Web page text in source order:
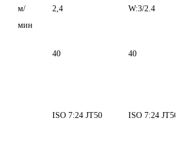
м/
мин
2,4 W:3/2.4
40 40
ISO 7:24 JT50 ISO 7:24 JT50